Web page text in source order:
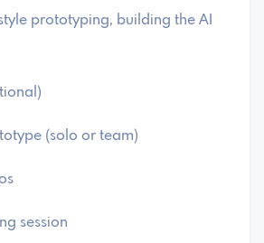
prototyping, building the AI
(solo or team)
session